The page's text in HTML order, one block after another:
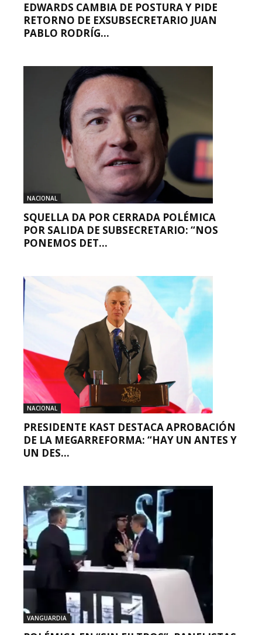
EDWARDS CAMBIA DE POSTURA Y PIDE
RETORNO DE EXSUBSECRETARIO JUAN
PABLO RODRÍG...
NACIONAL
SQUELLA DA POR CERRADA POLÉMICA
POR SALIDA DE SUBSECRETARIO: “NOS
PONEMOS DET...
NACIONAL
PRESIDENTE KAST DESTACA APROBACIÓN
DE LA MEGARREFORMA: “HAY UN ANTES Y
UN DES...
VANGUARDIA